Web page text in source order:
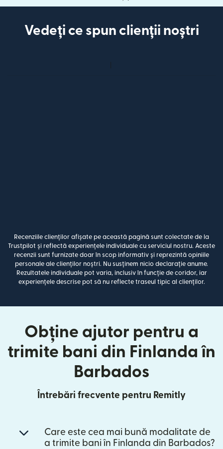
Vedeți ce spun clienții noștri
Recenziile clienților afișate pe această pagină sunt colectate de la
Trustpilot și reflectă experiențele individuale cu serviciul nostru. Aceste
recenzii sunt furnizate doar în scop informativ și reprezintă opiniile
personale ale clienților noștri. Nu susținem nicio declarație anume.
Rezultatele individuale pot varia, inclusiv în funcție de coridor, iar
experiențele descrise pot să nu reflecte traseul tipic al clienților.
Obține ajutor pentru a
trimite bani din Finlanda în
Barbados
Întrebări frecvente pentru Remitly
Care este cea mai bună modalitate de
a trimite bani în Finlanda din Barbados?